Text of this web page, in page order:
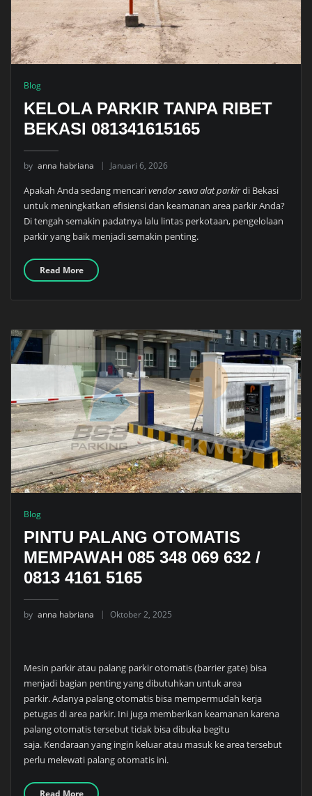
Blog
KELOLA PARKIR TANPA RIBET
BEKASI 081341615165
by anna habriana Januari 6, 2026
Apakah Anda sedang mencarivendor sewa alat parkirdi Bekasi
untuk meningkatkan efisiensi dan keamanan area parkir Anda?
Di tengah semakin padatnya lalu lintas perkotaan, pengelolaan
parkir yang baik menjadi semakin penting.
Read More
Blog
PINTU PALANG OTOMATIS
MEMPAWAH 085 348 069 632 /
0813 4161 5165
by anna habriana Oktober 2, 2025
Mesin parkir atau palang parkir otomatis (barrier gate) bisa
menjadi bagian penting yang dibutuhkan untuk area
parkir. Adanya palang otomatis bisa mempermudah kerja
petugas di area parkir. Ini juga memberikan keamanan karena
palang otomatis tersebut tidak bisa dibuka begitu
saja. Kendaraan yang ingin keluar atau masuk ke area tersebut
perlu melewati palang otomatis ini.
Read More